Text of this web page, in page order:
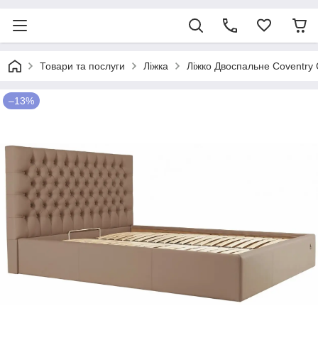
Товари та послуги Ліжка Ліжко Двоспальне
–13%